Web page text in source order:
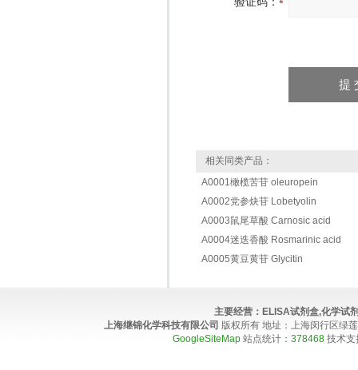
相关同类产品：
A0001橄榄苦苷 oleuropein
A0002党参炔苷 Lobetyolin
A0003鼠尾草酸 Carnosic acid
A0004迷迭香酸 Rosmarinic acid
A0005黄豆黄苷 Glycitin
主要经营： ELISA试剂盒,化学试
上海继锦化学科技有限公司 版权所有 地址：上海闵行区绿
GoogleSiteMap 站点统计： 378468 技术支